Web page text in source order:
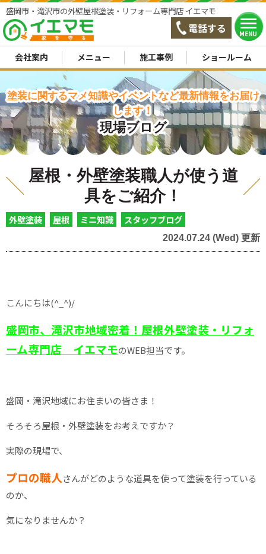
電話する MENU
盛岡市・滝沢市の外壁屋根塗装・リフォーム専門店 イエマモ
会社案内 メニュー 施工事例 ショールーム
塗装に関するマメ知識やイベントなど最新情報をお届け
します！
現場ブログ
屋根・外壁塗装職人が使う道
具をご紹介！
外壁塗装 屋根 ミニ知識 スタッフブログ
2024.07.24 (Wed) 更新
こんにちは(^_^)/
盛岡市、滝沢市地域密着！屋根外壁塗装・リフォ
ーム専門店 イエマモのWEB担当です。
盛岡・滝沢地域にお住まいの皆さま！
そろそろ屋根・外壁塗装をお考えですか？
実際の現場で、
プロの職人さんがどのような道具を使って塗装を行っている
のか、
気になりませんか？